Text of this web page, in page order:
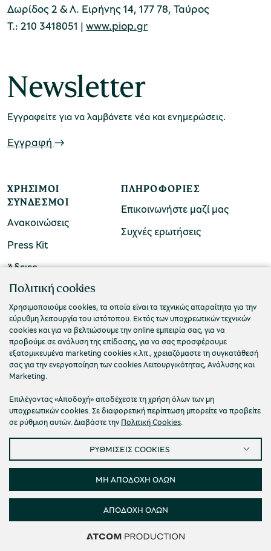
Δωρίδος 2 & Λ. Ειρήνης 14, 177 78, Ταύρος
Τ.: 210 3418051 | www.piop.gr
Newsletter
Εγγραφείτε για να λαμβάνετε νέα και ενημερώσεις.
Εγγραφή
ΧΡΉΣΙΜΟΙ
ΣΎΝΔΕΣΜΟΙ
Ανακοινώσεις
Press Kit
Άδειες
ΠΛΗΡΟΦΟΡΊΕΣ
Επικοινωνήστε μαζί μας
Συχνές ερωτήσεις
ΠΟΛΙΤΙΣΤΙΚΟ ΙΔΡΥΜΑ ΟΜΙΛΟΥ ΠΕΙΡΑΙΩΣ
Τ. 210 3256922
Ε. info@piop.gr
ΣΥΝΔΕΘΕΙΤΕ ΜΑΖΙ ΜΑΣ
© 2026 Πολιτιστικό Ίδρυμα Ομίλου Πειραιώς
Πολιτική απορρήτου Όροι χρήσης
Cookies
Ρυθμίσεις Cookies
Προσβασιμότητα
Πολιτική cookies
Χρησιμοποιούμε cookies, τα οποία είναι τα τεχνικώς απαραίτητα για την
εύρυθμη λειτουργία του ιστότοπου. Εκτός των υποχρεωτικών τεχνικών
cookies και για να βελτιώσουμε την online εμπειρία σας, για να
προβούμε σε ανάλυση της επίδοσης, για να σας προσφέρουμε
εξατομικευμένα marketing cookies κ.λπ., χρειαζόμαστε τη συγκατάθεσή
σας για την ενεργοποίηση των cookies Λειτουργικότητας, Ανάλυσης και
Marketing.
Επιλέγοντας «Αποδοχή» αποδέχεστε τη χρήση όλων των μη
υποχρεωτικών cookies. Σε διαφορετική περίπτωση μπορείτε να προβείτε
σε ρύθμιση αυτών. Διαβάστε την Πολιτική Cookies.
ΡΥΘΜΙΣΕΙΣ COOKIES
ΜΗ ΑΠΟΔΟΧΗ ΟΛΩΝ
ΑΠΟΔΟΧΗ ΟΛΩΝ